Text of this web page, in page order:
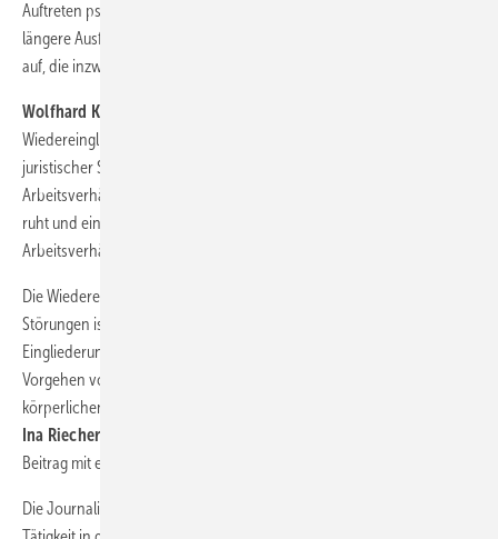
Auftreten psychosozialer Folgefaktoren meistens die Ursache für
längere Ausfälle sind und zeigen die Verantwortung der Arbeitgeber
auf, die inzwischen auch gesetzlich verankert wurde.
Wolfhard Kohte
Wiedereingliederung bei psychisch kranken Mitarbeitern aus
juristischer Sicht Stellung. Er weist beispielsweise darauf hin, dass das
Arbeitsverhältnis während der stufenweisen Wiedereingliederung
ruht und eine zusätzliche Vereinbarung für ein arbeitnehmerähnliches
Arbeitsverhältnis getroffen werden muss.
Die Wiedereingliederung von Mitarbeitern/innen mit psychischen
Störungen ist eine der größten Herausforderungen im
Eingliederungsmanagement. In vielen Punkten unterscheidet sich das
Vorgehen von dem bei einer Wiedereingliederung nach einer
körperlichen Erkrankung, wie die psychologische Psychotherapeutin
Ina Riechert
Beitrag mit einer Falldarstellung.
Die Journalistin und Trainerin